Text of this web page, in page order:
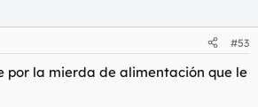
#53
por la mierda de alimentación que le